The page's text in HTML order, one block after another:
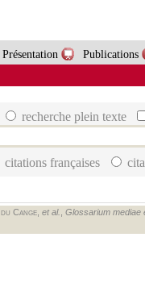
Publications
Présentation
recherche plein texte
citations françaises
du Cange, et al. Glossarium mediae